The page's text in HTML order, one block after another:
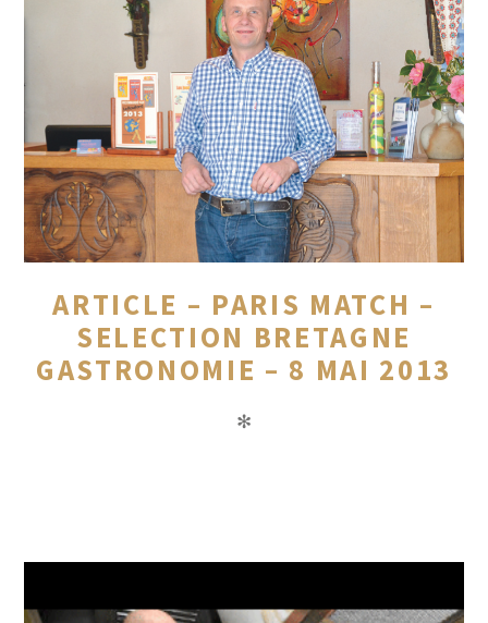
ARTICLE – PARIS MATCH –
SELECTION BRETAGNE
GASTRONOMIE – 8 MAI 2013
✻